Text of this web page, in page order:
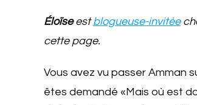
Éloïseestblogueuse-invitée
cette page.
Vous avez vu passer Amman
êtes demandé «Mais où est